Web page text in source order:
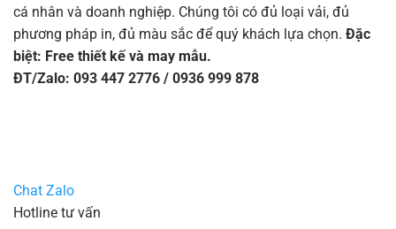
cá nhân và doanh nghiệp. Chúng tôi có đủ loại vải, đủ
phương pháp in, đủ màu sắc để quý khách lựa chọn. Đặc
biệt: Free thiết kế và may mẫu.
ĐT/Zalo: 093 447 2776 / 0936 999 878
Chat Zalo
Hotline tư vấn